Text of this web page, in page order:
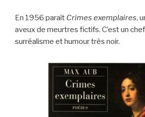
En 1956 paraît Crimes exemplaires,
aveux de meurtres fictifs. C’est un
surréalisme et humour très noir.